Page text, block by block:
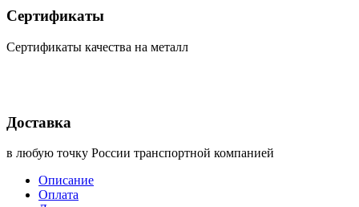
Сертификаты
Сертификаты качества на металл
Доставка
в любую точку России транспортной компанией
Описание
Оплата